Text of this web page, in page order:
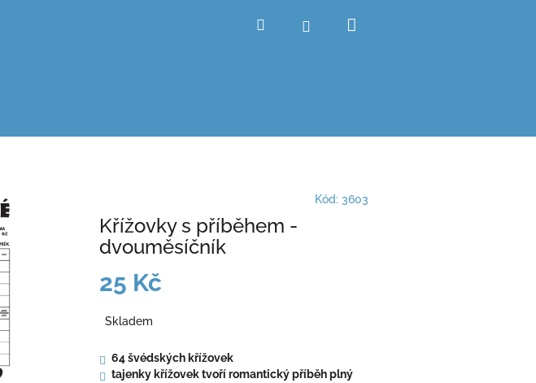
Hledat Přihlášení
Kód: 3603
Křížovky s příběhem -
dvouměsíčník
25 Kč
cena:
Skladem
64 švédských křížovek
tajenky křížovek tvoří romantický příběh plný